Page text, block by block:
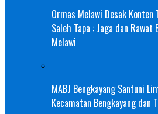
Ormas Melawi Desak
Saleh Tapa : Jaga dan
Melawi
MABJ Bengkayang Santuni
Kecamatan Bengkayang dan